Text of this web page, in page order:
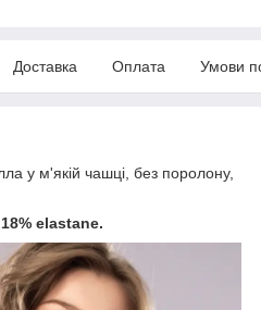
Доставка Оплата Умови
у м'якій чашці, без поролону,
elastane.